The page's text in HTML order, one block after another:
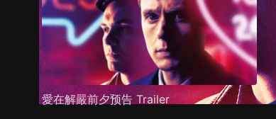
愛在解嚴前夕预告 Trailer